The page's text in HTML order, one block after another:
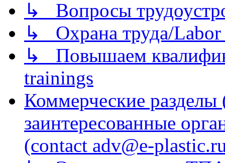
↳ Вопросы
↳ Охрана труда/Labor
↳ Повышаем
trainings
Коммерческие
заинтересованные
(contact adv@e-